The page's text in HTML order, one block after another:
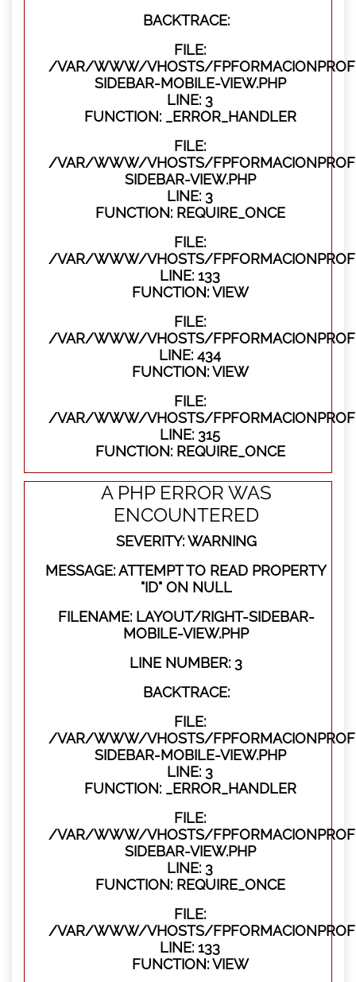
BACKTRACE:
FILE:
/VAR/WWW/VHOSTS/
SIDEBAR-MOBILE-VIEW.PHP
LINE: 3
FUNCTION: _ERROR_HANDLER
FILE:
/VAR/WWW/VHOSTS/
SIDEBAR-VIEW.PHP
LINE: 3
FUNCTION: REQUIRE_ONCE
FILE:
/VAR/WWW/VHOSTS/
LINE: 133
FUNCTION: VIEW
FILE:
/VAR/WWW/VHOSTS/
LINE: 434
FUNCTION: VIEW
FILE:
/VAR/WWW/VHOSTS/
LINE: 315
FUNCTION: REQUIRE_ONCE
A PHP ERROR WAS
ENCOUNTERED
SEVERITY: WARNING
MESSAGE: ATTEMPT TO READ PROPERTY
"ID" ON NULL
FILENAME: LAYOUT/RIGHT-SIDEBAR-
MOBILE-VIEW.PHP
LINE NUMBER: 3
BACKTRACE:
FILE:
/VAR/WWW/VHOSTS/
SIDEBAR-MOBILE-VIEW.PHP
LINE: 3
FUNCTION: _ERROR_HANDLER
FILE:
/VAR/WWW/VHOSTS/
SIDEBAR-VIEW.PHP
LINE: 3
FUNCTION: REQUIRE_ONCE
FILE:
/VAR/WWW/VHOSTS/
LINE: 133
FUNCTION: VIEW